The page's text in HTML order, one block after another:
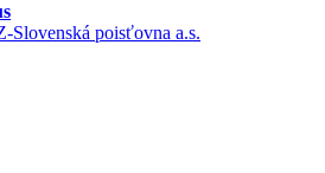
poisťovna a.s.